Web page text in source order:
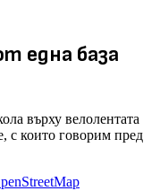
една база
върху велолентата
с които говорим пред